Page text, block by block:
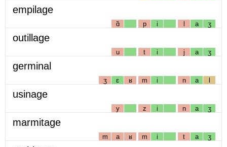
empilage
ɑ̃ p i l a ʒ
outillage
u t i j a ʒ
germinal
ʒ ɛ ʁ m i n a l
usinage
y z i n a ʒ
marmitage
m a ʁ m i t a ʒ